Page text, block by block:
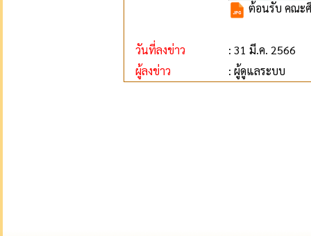
ต้อนรับ คณะ
วันที่ลงข่าว
: 31 มี.ค. 2566
ผู้ลงข่าว
: ผู้ดูแลระบบ